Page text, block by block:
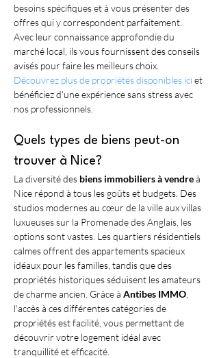
besoins spécifiques et à vous présenter des
offres qui y correspondent parfaitement.
Avec leur connaissance approfondie du
marché local, ils vous fournissent des conseils
avisés pour faire les meilleurs choix.
Découvrez plus de propriétés disponibles ici et
bénéficiez d'une expérience sans stress avec
nos professionnels.
Quels types de biens peut-on
trouver à Nice?
La diversité des biens immobiliers à vendre à
Nice répond à tous les goûts et budgets. Des
studios modernes au cœur de la ville aux villas
luxueuses sur la Promenade des Anglais, les
options sont vastes. Les quartiers résidentiels
calmes offrent des appartements spacieux
idéaux pour les familles, tandis que des
propriétés historiques séduisent les amateurs
de charme ancien. Grâce à Antibes IMMO
l'accès à ces différentes catégories de
propriétés est facilité, vous permettant de
découvrir votre logement idéal avec
tranquillité et efficacité.